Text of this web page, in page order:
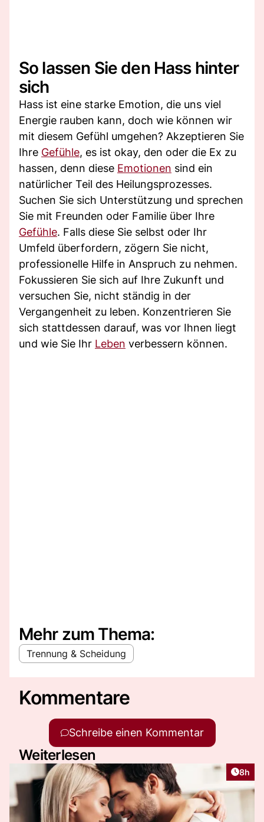
So lassen Sie den Hass hinter
sich
Hass ist eine starke Emotion, die uns viel
Energie rauben kann, doch wie können wir
mit diesem Gefühl umgehen? Akzeptieren Sie
Ihre Gefühle, es ist okay, den oder die Ex zu
hassen, denn diese Emotionen sind ein
natürlicher Teil des Heilungsprozesses.
Suchen Sie sich Unterstützung und sprechen
Sie mit Freunden oder Familie über Ihre
Gefühle. Falls diese Sie selbst oder Ihr
Umfeld überfordern, zögern Sie nicht,
professionelle Hilfe in Anspruch zu nehmen.
Fokussieren Sie sich auf Ihre Zukunft und
versuchen Sie, nicht ständig in der
Vergangenheit zu leben. Konzentrieren Sie
sich stattdessen darauf, was vor Ihnen liegt
und wie Sie Ihr Leben verbessern können.
Mehr zum Thema:
Trennung & Scheidung
Kommentare
Schreibe einen Kommentar
Weiterlesen
8h